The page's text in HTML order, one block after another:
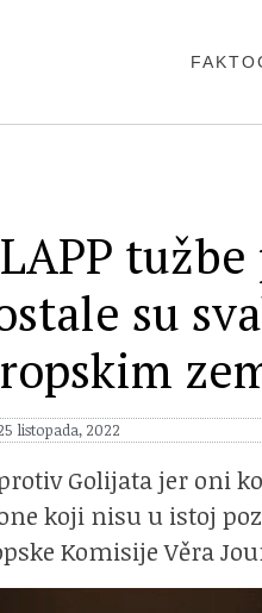
su
listopada, 2022
Golijata jer oni
koji nisu u istoj
Komisije Věra